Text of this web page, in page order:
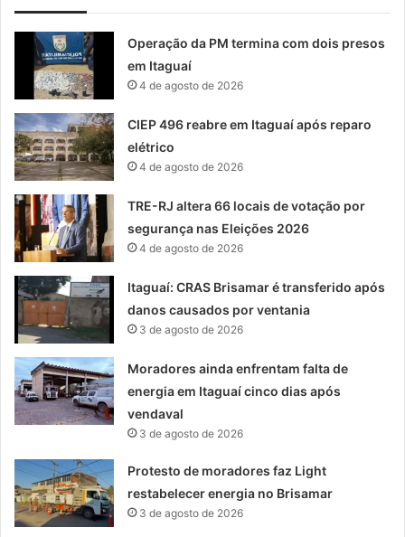
Operação da PM termina com dois presos
em Itaguaí
4 de agosto de 2026
CIEP 496 reabre em Itaguaí após reparo
elétrico
4 de agosto de 2026
TRE-RJ altera 66 locais de votação por
segurança nas Eleições 2026
4 de agosto de 2026
Itaguaí: CRAS Brisamar é transferido após
danos causados por ventania
3 de agosto de 2026
Moradores ainda enfrentam falta de
energia em Itaguaí cinco dias após
vendaval
3 de agosto de 2026
Protesto de moradores faz Light
restabelecer energia no Brisamar
3 de agosto de 2026